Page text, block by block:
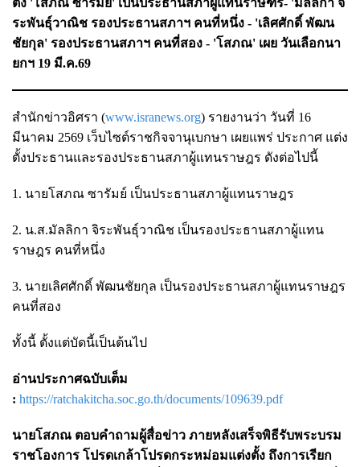
ระพันธุ์วาณิช รองประธานสภาฯ คนที่หนึ่ง - 'เลิศศักดิ์ พัฒน
ชัยกุล' รองประธานสภาฯ คนที่สอง - 'โสภณ' เผย วันเลือกนา
ยกฯ 19 มี.ค.69
สำนักข่าวอิศรา (www.isranews.org) รายงานว่า วันที่ 16
มีนาคม 2569 เว็บไซต์ราชกิจจานุเบกษา เผยแพร่ ประกาศ แต่ง
ตั้งประธานและรองประธานสภาผู้แทนราษฎร ดังต่อไปนี้
1. นายโสภณ ซารัมย์ เป็นประธานสภาผู้แทนราษฎร
2. น.ส.มัลลิกา จิระพันธุ์วาณิช เป็นรองประธานสภาผู้แทน
ราษฎร คนที่หนึ่ง
3. นายเลิศศักดิ์ พัฒนชัยกุล เป็นรองประธานสภาผู้แทนราษฎร
คนที่สอง
ทั้งนี้ ตั้งแต่บัดนี้เป็นต้นไป
อ่านประกาศฉบับเต็ม
: https://ratchakitcha.soc.go.th/documents/109639.pdf
นายโสภณ ตอบคำถามผู้สื่อข่าว ภายหลังเสร็จพิธีรับพระบรม
ราชโองการ โปรดเกล้าโปรดกระหม่อมแต่งตั้ง ถึงการเรียก